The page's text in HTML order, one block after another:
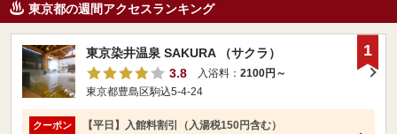
東京都の週間アクセスランキング
東京染井温泉 SAKURA （サクラ）
3.8
入浴料： 2100円～
東京都豊島区駒込5-4-24
クーポン 【平日】入館料割引（入湯税150円含む）
1